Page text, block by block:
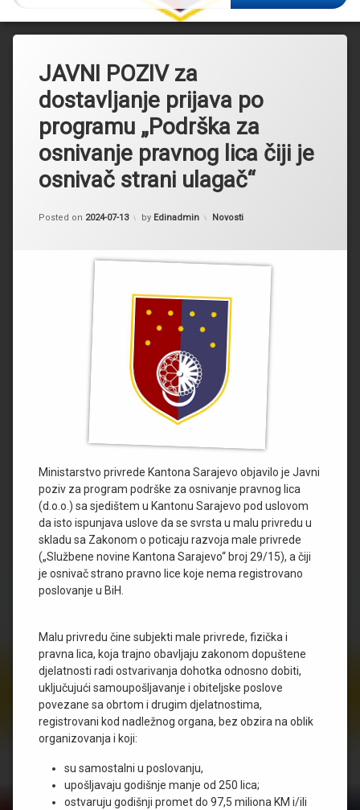
JAVNI POZIV za
dostavljanje prijava po
programu „Podrška za
osnivanje pravnog lica čiji je
osnivač strani ulagač“
Posted on 2024-07-13 by Edinadmin Kategorije:
Novosti
Ministarstvo privrede Kantona Sarajevo objavilo je Javni
poziv za program podrške za osnivanje pravnog lica
(d.o.o.) sa sjedištem u Kantonu Sarajevo pod uslovom
da isto ispunjava uslove da se svrsta u malu privredu u
skladu sa Zakonom o poticaju razvoja male privrede
(„Službene novine Kantona Sarajevo“ broj 29/15), a čiji
je osnivač strano pravno lice koje nema registrovano
poslovanje u BiH.
Malu privredu čine subjekti male privrede, fizička i
pravna lica, koja trajno obavljaju zakonom dopuštene
djelatnosti radi ostvarivanja dohotka odnosno dobiti,
uključujući samoupošljavanje i obiteljske poslove
povezane sa obrtom i drugim djelatnostima,
registrovani kod nadležnog organa, bez obzira na oblik
organizovanja i koji:
su samostalni u poslovanju,
upošljavaju godišnje manje od 250 lica;
ostvaruju godišnji promet do 97,5 miliona KM i/ili